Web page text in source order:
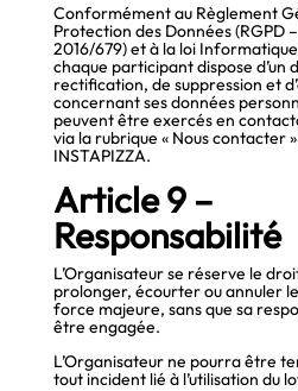
Conformément au Règlement
Protection des Données (RGPD
2016/679) et à la loi
chaque participant dispose d’un
rectification, de suppression et
concernant ses données
peuvent être exercés en
via la rubrique « Nous contacter
INSTAPIZZA.
Article 9 –
Responsabilité
L’Organisateur se réserve le
prolonger, écourter ou annuler
force majeure, sans que sa
être engagée.
L’Organisateur ne pourra être
tout incident lié à l’utilisation du